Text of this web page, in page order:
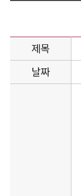
제목
날짜